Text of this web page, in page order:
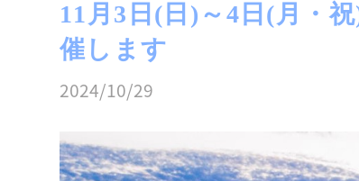
11月3日(日)～4日(月・
催します
2024/10/29